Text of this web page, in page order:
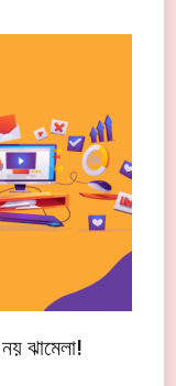
নয় ঝামেলা!